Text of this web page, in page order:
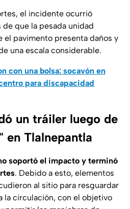
el incidente ocurrió
que la pesada unidad
el pavimento presenta daños y
una escala considerable.
con una bolsa: socavón en
para discapacidad
un tráiler luego de
en Tlalnepantla
soportó el impacto y terminó
. Debido a esto, elementos
al sitio para resguardar
la circulación, con el objetivo